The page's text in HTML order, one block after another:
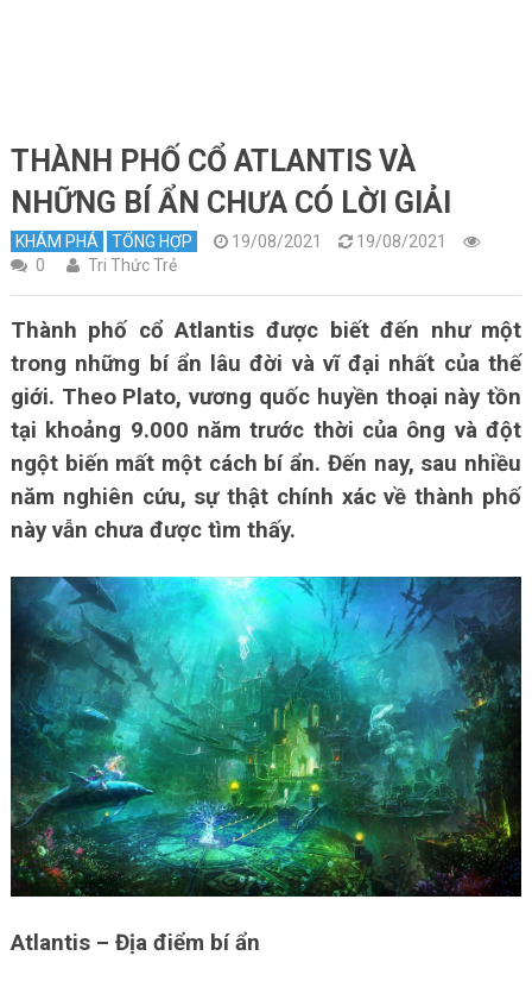
THÀNH PHỐ CỔ ATLANTIS VÀ
NHỮNG BÍ ẨN CHƯA CÓ LỜI GIẢI
KHÁM PHÁ TỔNG HỢP 19/08/2021
19/08/2021
0
Tri Thức Trẻ
Thành phố cổ Atlantis được biết đến như một
trong những bí ẩn lâu đời và vĩ đại nhất của thế
giới. Theo Plato, vương quốc huyền thoại này tồn
tại khoảng 9.000 năm trước thời của ông và đột
ngột biến mất một cách bí ẩn. Đến nay, sau nhiều
năm nghiên cứu, sự thật chính xác về thành phố
này vẫn chưa được tìm thấy.
Atlantis – Địa điểm bí ẩn